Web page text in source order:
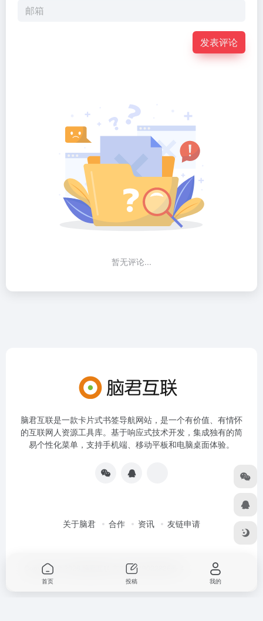
发表评论
暂无评论...
脑君互联是一款卡片式书签导航网站，是一个有价值、有情怀
的互联网人资源工具库。基于响应式技术开发，集成独有的简
易个性化菜单，支持手机端、移动平板和电脑桌面体验。
关于脑君 合作 资讯 友链申请
Copyright © 2026 京ICP备19022836号-4
首页 投稿 我的